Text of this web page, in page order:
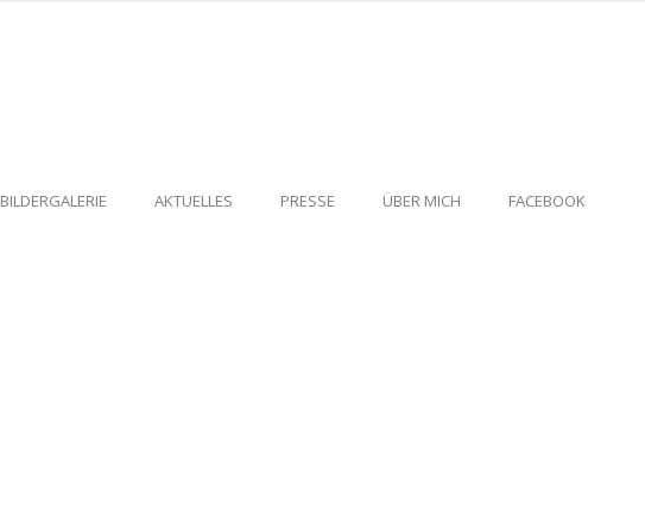
BILDERGALERIE AKTUELLES PRESSE ÜBER MICH FACEBOOK